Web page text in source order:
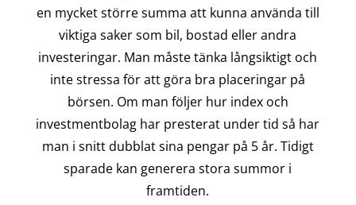
en mycket större summa att kunna använda till
viktiga saker som bil, bostad eller andra
investeringar. Man måste tänka långsiktigt och
inte stressa för att göra bra placeringar på
börsen. Om man följer hur index och
investmentbolag har presterat under tid så har
man i snitt dubblat sina pengar på 5 år. Tidigt
sparade kan generera stora summor i
framtiden.